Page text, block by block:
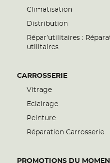
Climatisation
Distribution
Répar’utilitaires :
utilitaires
CARROSSERIE
Vitrage
Eclairage
Peinture
Réparation Carrosserie
PROMOTIONS DU